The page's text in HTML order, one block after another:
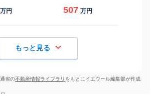
万円 507 万円
もっと見る
省の不動産情報ライブラリ をもとにイエウール編集部が作成